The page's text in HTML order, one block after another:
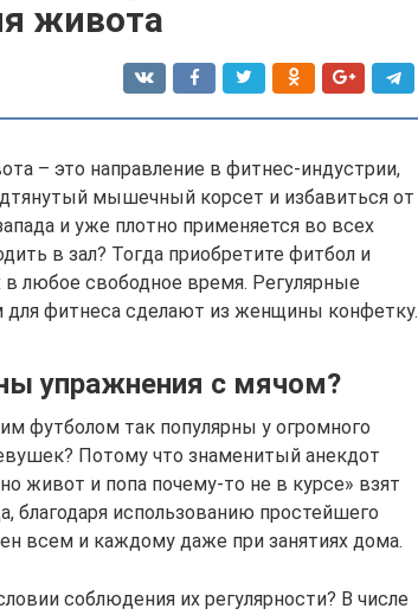
живота
– это направление в фитнес-индустрии,
мышечный корсет и избавиться от
и уже плотно применяется во всех
в зал? Тогда приобретите фитбол и
любое свободное время. Регулярные
фитнеса сделают из женщины конфетку.
упражнения с мячом?
футболом так популярны у огромного
Потому что знаменитый анекдот
живот и попа почему-то не в курсе» взят
благодаря использованию простейшего
всем и каждому даже при занятиях дома.
соблюдения их регулярности? В числе